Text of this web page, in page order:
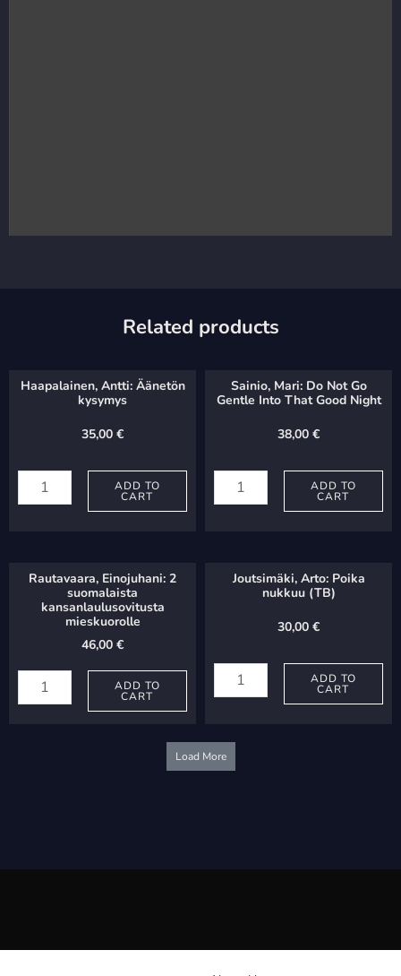
Related products
Haapalainen, Antti: Äänetön
kysymys
35,00 €
Antti:
ADD TO
CART
Sainio, Mari: Do Not Go
Gentle Into That Good Night
38,00 €
Mari:
Gentle
Good
Night
ADD TO
CART
Rautavaara, Einojuhani: 2
suomalaista
kansanlaulusovitusta
mieskuorolle
46,00 €
Einojuhani:
ADD TO
CART
Joutsimäki, Arto: Poika
nukkuu (TB)
30,00 €
Arto:
(TB)
ADD TO
CART
Load More